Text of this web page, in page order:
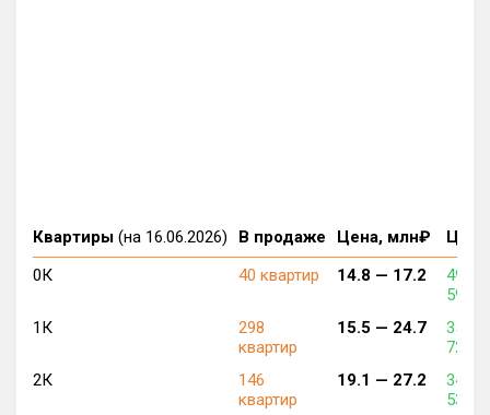
Квартиры (на 16.06.2026) В продаже Цена, млн₽
0К
40 квартир 14.8 — 17.2
490
592
1К
298
квартир
15.5 — 24.7
356
729
2К
146
квартир
19.1 — 27.2
348
538